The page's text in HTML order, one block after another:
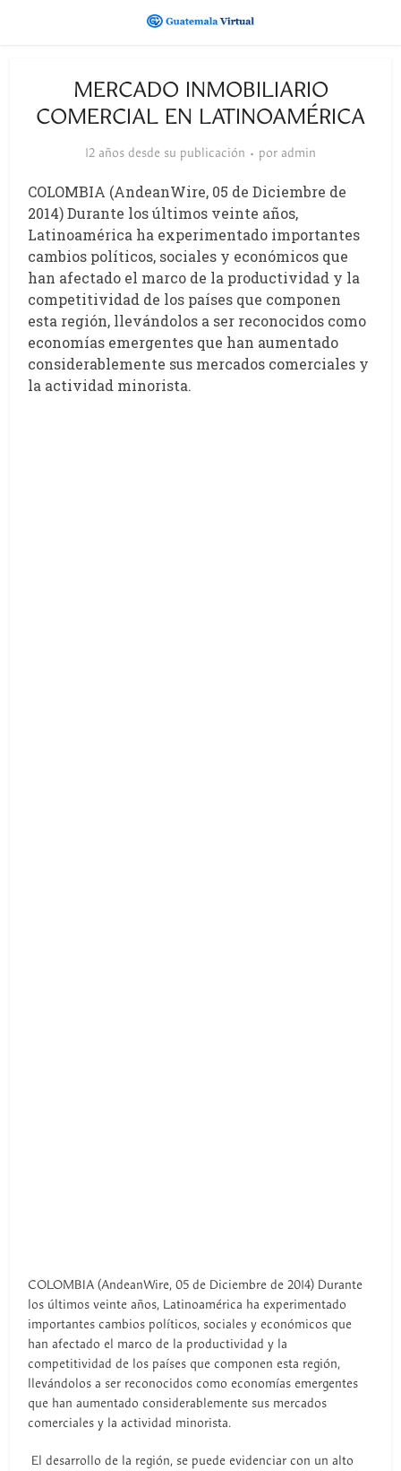
MERCADO INMOBILIARIO
COMERCIAL EN LATINOAMÉRICA
12 años desde su publicación por admin
COLOMBIA (AndeanWire, 05 de Diciembre de
2014) Durante los últimos veinte años,
Latinoamérica ha experimentado importantes
cambios políticos, sociales y económicos que
han afectado el marco de la productividad y la
competitividad de los países que componen
esta región, llevándolos a ser reconocidos como
economías emergentes que han aumentado
considerablemente sus mercados comerciales y
la actividad minorista.
COLOMBIA (AndeanWire, 05 de Diciembre de 2014) Durante
los últimos veinte años, Latinoamérica ha experimentado
importantes cambios políticos, sociales y económicos que
han afectado el marco de la productividad y la
competitividad de los países que componen esta región,
llevándolos a ser reconocidos como economías emergentes
que han aumentado considerablemente sus mercados
comerciales y la actividad minorista.
El desarrollo de la región, se puede evidenciar con un alto